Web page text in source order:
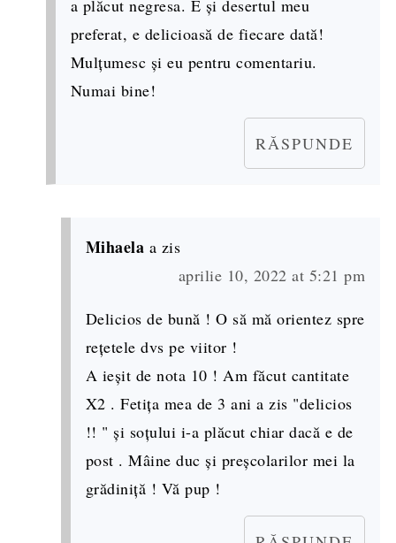
a plăcut negresa. E și desertul meu
preferat, e delicioasă de fiecare dată!
Mulțumesc și eu pentru comentariu.
Numai bine!
RĂSPUNDE
Mihaela a zis
aprilie 10, 2022 at 5:21 pm
Delicios de bună ! O să mă orientez spre
rețetele dvs pe viitor !
A ieșit de nota 10 ! Am făcut cantitate
X2 . Fetița mea de 3 ani a zis "delicios
!! " și soțului i-a plăcut chiar dacă e de
post . Mâine duc și preșcolarilor mei la
grădiniță ! Vă pup !